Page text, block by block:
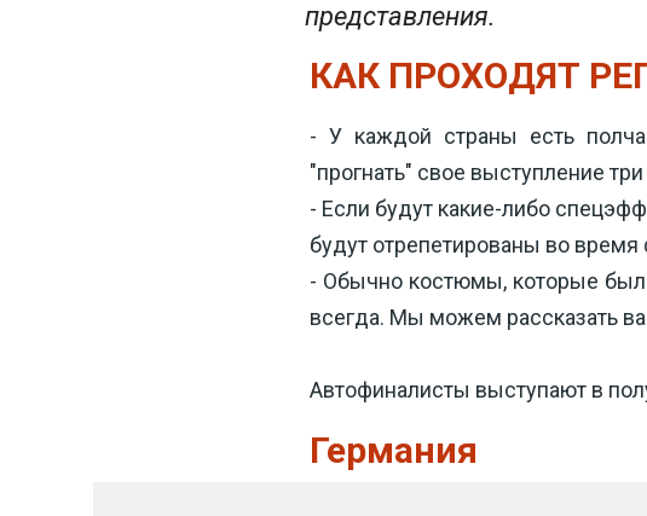
представления.
КАК ПРОХОДЯТ
- У каждой страны есть
"прогнать" свое выступление три
- Если будут какие-либо
будут отрепетированы во время
- Обычно костюмы, которые
всегда. Мы можем рассказать
Автофиналисты выступают в
Германия